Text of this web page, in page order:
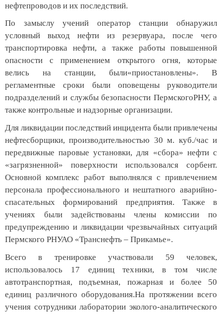
нефтепроводов и их последствий.
По замыслу учений оператор станции обнаружил
условный выход нефти из резервуара, после чего
транспортировка нефти, а также работы повышенной
опасности с применением открытого огня, которые
велись на станции, были«приостановлены». В
регламентные сроки были оповещены руководители
подразделений и службы безопасности ПермскогоРНУ, а
также контрольные и надзорные организации.
Для ликвидации последствий инцидента были привлечены
нефтесборщики, производительностью 30 м. куб./час и
передвижные паровые установки, для «сбора» нефти с
«загрязненной» поверхности использовался сорбент.
Основной комплекс работ выполнялся с привлечением
персонала профессионального и нештатного аварийно-
спасательных формирований предприятия. Также в
учениях были задействованы члены комиссии по
предупреждению и ликвидации чрезвычайных ситуаций
Пермского РНУАО «Транснефть – Прикамье».
Всего в тренировке участвовали 59 человек,
использовалось 17 единиц техники, в том числе
автотранспортная, подъемная, пожарная и более 50
единиц различного оборудования.На протяжении всего
учения сотрудники лаборатории эколого-аналитического